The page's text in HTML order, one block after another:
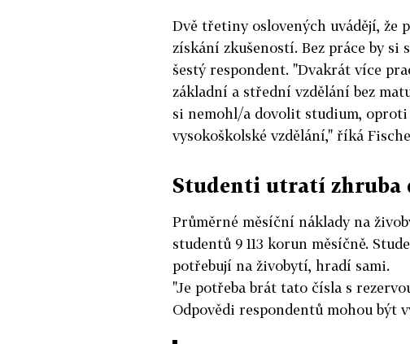
Dvě třetiny oslovených uvádějí, že
získání zkušeností. Bez práce by
šestý respondent. "Dvakrát více
základní a střední vzdělání bez
si nemohl/a dovolit studium,
vysokoškolské vzdělání," říká
Studenti utratí zhruba
Průměrné měsíční náklady na
studentů 9 113 korun měsíčně.
potřebují na živobytí, hradí sami.
"Je potřeba brát tato čísla s
Odpovědi respondentů mohou být